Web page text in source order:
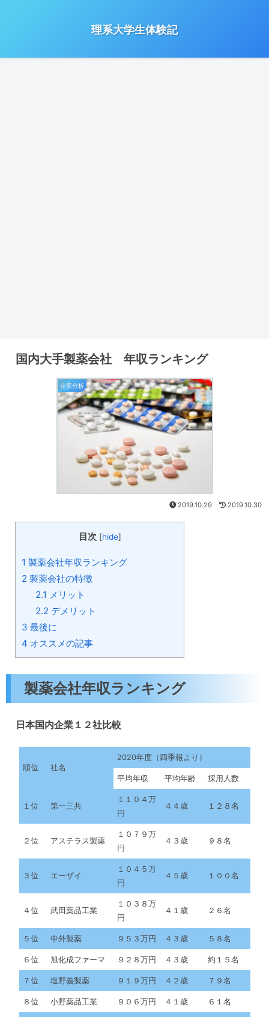
理系大学生体験記
国内大手製薬会社 年収ランキング
企業分析
2019.10.30
2019.10.29
目次 [hide]
1 製薬会社年収ランキング
2 製薬会社の特徴
2.1 メリット
2.2 デメリット
3 最後に
4 オススメの記事
製薬会社年収ランキング
日本国内企業１２社比較
順位 社名
2020年度（四季報より）
平均年収 平均年齢 採用人数
１位 第一三共
１１０４万
円
４４歳 １２８名
２位 アステラス製薬
１０７９万
円
４３歳 ９８名
３位 エーザイ
１０４５万
円
４５歳 １００名
４位 武田薬品工業
１０３８万
円
４１歳 ２６名
５位 中外製薬 ９５３万円 ４３歳 ５８名
６位 旭化成ファーマ ９２８万円 ４３歳 約１５名
７位 塩野義製薬 ９１９万円 ４２歳 ７９名
８位 小野薬品工業 ９０６万円 ４１歳 ６１名